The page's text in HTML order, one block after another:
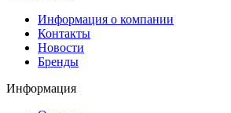
Информация о компании
Контакты
Новости
Бренды
Информация